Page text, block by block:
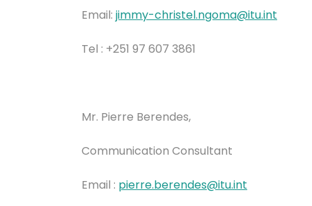
Email: jimmy-christel.ngoma@itu.int
Tel : +251 97 607 3861
Mr. Pierre Berendes,
Communication Consultant
Email : pierre.berendes@itu.int